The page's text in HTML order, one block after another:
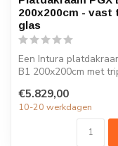
200x200cm - vast
glas
Een Intura
B1 200x200cm met
vertr...
€5.829,00
10-20 werkdagen